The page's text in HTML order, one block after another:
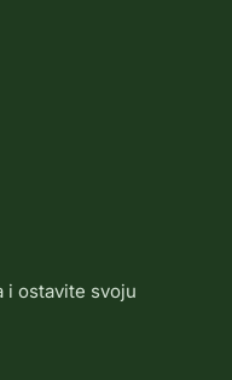
i ostavite svoju